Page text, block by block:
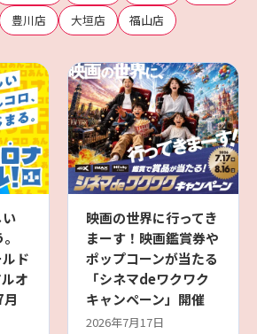
豊川店 大垣店 福山店
ルド
オ
映画の世界に行ってき
まーす！映画鑑賞券や
ポップコーンが当たる
「シネマdeワクワク
キャンペーン」開催
2026年7月17日